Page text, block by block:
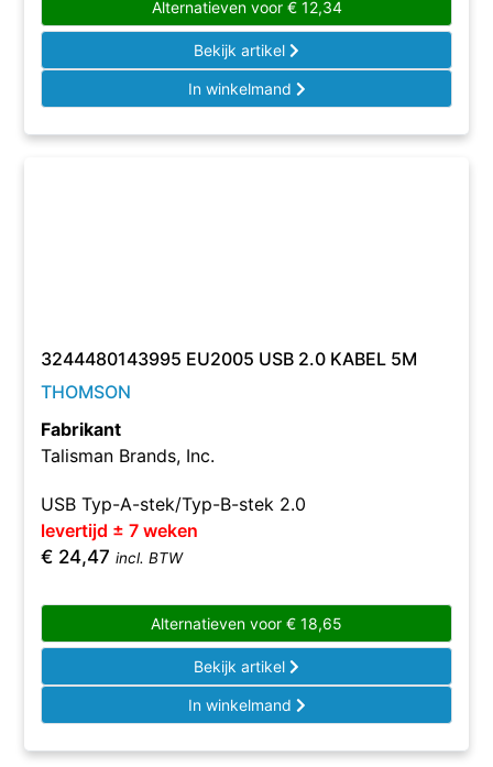
Alternatieven voor €12,34
Bekijk artikel
In winkelmand
3244480143995 EU2005 USB 2.0 KABEL 5M
THOMSON
Fabrikant
Talisman Brands, Inc.
USB Typ-A-stek/Typ-B-stek 2.0
levertijd ± 7 weken
€ 24,47 incl. BTW
Alternatieven voor € 18,65
Bekijk artikel
In winkelmand